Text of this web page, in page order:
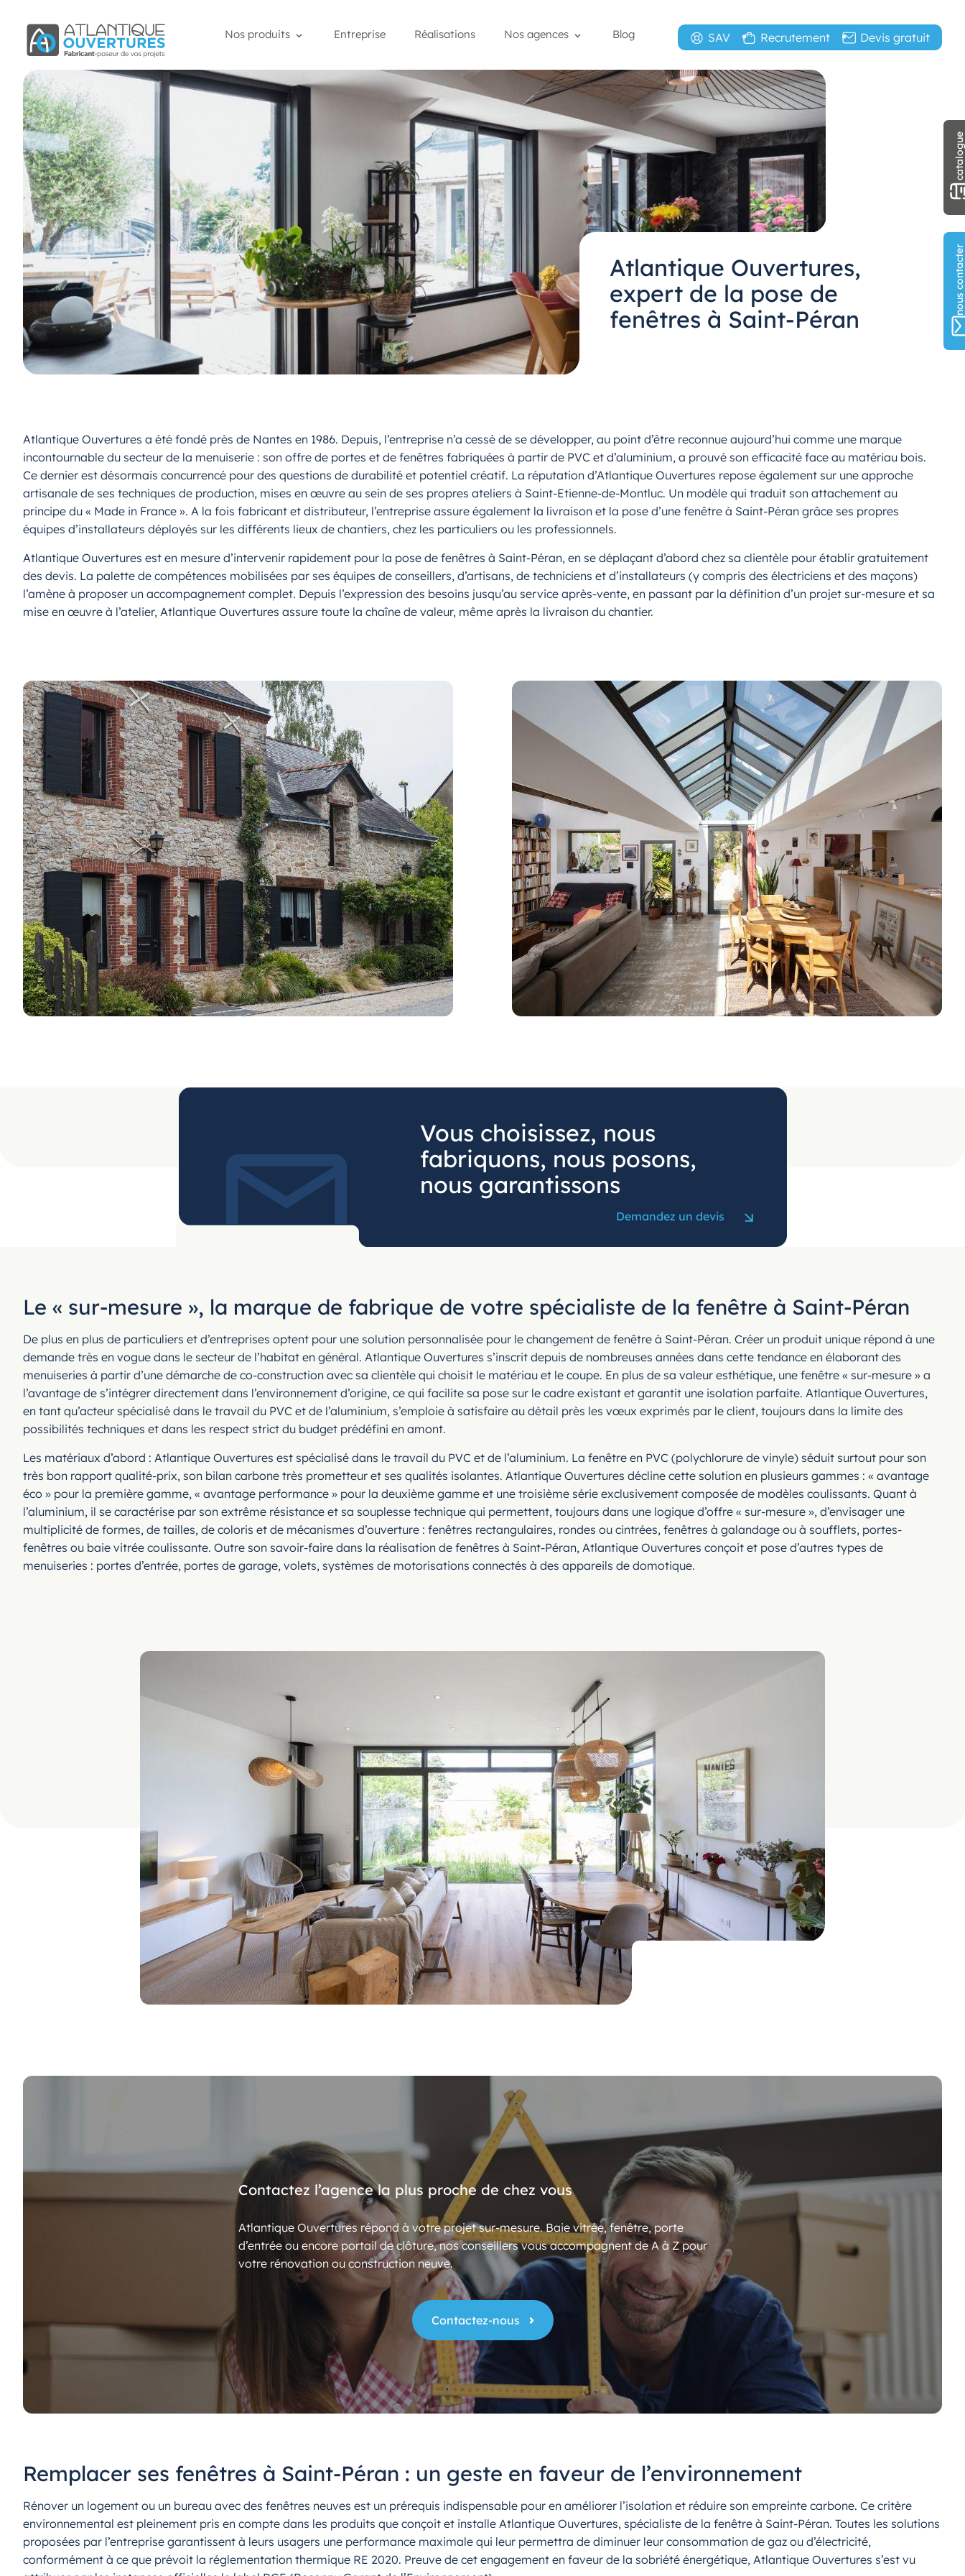
Nos produits Entreprise Réalisations Nos agences Blog SAV Recrutement Devis gratuit
Atlantique Ouvertures,
expert de la pose de
fenêtres à Saint-Péran
Atlantique Ouvertures a été fondé près de Nantes en 1986. Depuis, l’entreprise n’a cessé de se développer, au point d’être reconnue aujourd’hui comme une marque
incontournable du secteur de la menuiserie : son offre de portes et de fenêtres fabriquées à partir de PVC et d’aluminium, a prouvé son efficacité face au matériau bois.
Ce dernier est désormais concurrencé pour des questions de durabilité et potentiel créatif. La réputation d’Atlantique Ouvertures repose également sur une approche
artisanale de ses techniques de production, mises en œuvre au sein de ses propres ateliers à Saint-Etienne-de-Montluc. Un modèle qui traduit son attachement au
principe du « Made in France ». A la fois fabricant et distributeur, l’entreprise assure également la livraison et la pose d’une fenêtre à Saint-Péran grâce ses propres
équipes d’installateurs déployés sur les différents lieux de chantiers, chez les particuliers ou les professionnels.
Atlantique Ouvertures est en mesure d’intervenir rapidement pour la pose de fenêtres à Saint-Péran, en se déplaçant d’abord chez sa clientèle pour établir gratuitement
des devis. La palette de compétences mobilisées par ses équipes de conseillers, d’artisans, de techniciens et d’installateurs (y compris des électriciens et des maçons)
l’amène à proposer un accompagnement complet. Depuis l’expression des besoins jusqu’au service après-vente, en passant par la définition d’un projet sur-mesure et sa
mise en œuvre à l’atelier, Atlantique Ouvertures assure toute la chaîne de valeur, même après la livraison du chantier.
Demandez un devis
Vous choisissez, nous
fabriquons, nous posons,
nous garantissons
Le « sur-mesure », la marque de fabrique de votre spécialiste de la fenêtre à Saint-Péran
De plus en plus de particuliers et d’entreprises optent pour une solution personnalisée pour le changement de fenêtre à Saint-Péran. Créer un produit unique répond à une
demande très en vogue dans le secteur de l’habitat en général. Atlantique Ouvertures s’inscrit depuis de nombreuses années dans cette tendance en élaborant des
menuiseries à partir d’une démarche de co-construction avec sa clientèle qui choisit le matériau et le coupe. En plus de sa valeur esthétique, une fenêtre « sur-mesure » a
l’avantage de s’intégrer directement dans l’environnement d’origine, ce qui facilite sa pose sur le cadre existant et garantit une isolation parfaite. Atlantique Ouvertures,
en tant qu’acteur spécialisé dans le travail du PVC et de l’aluminium, s’emploie à satisfaire au détail près les vœux exprimés par le client, toujours dans la limite des
possibilités techniques et dans les respect strict du budget prédéfini en amont.
Les matériaux d’abord : Atlantique Ouvertures est spécialisé dans le travail du PVC et de l’aluminium. La fenêtre en PVC (polychlorure de vinyle) séduit surtout pour son
très bon rapport qualité-prix, son bilan carbone très prometteur et ses qualités isolantes. Atlantique Ouvertures décline cette solution en plusieurs gammes : « avantage
éco » pour la première gamme, « avantage performance » pour la deuxième gamme et une troisième série exclusivement composée de modèles coulissants. Quant à
l’aluminium, il se caractérise par son extrême résistance et sa souplesse technique qui permettent, toujours dans une logique d’offre « sur-mesure », d’envisager une
multiplicité de formes, de tailles, de coloris et de mécanismes d’ouverture : fenêtres rectangulaires, rondes ou cintrées, fenêtres à galandage ou à soufflets, portes-
fenêtres ou baie vitrée coulissante. Outre son savoir-faire dans la réalisation de fenêtres à Saint-Péran, Atlantique Ouvertures conçoit et pose d’autres types de
menuiseries : portes d’entrée, portes de garage, volets, systèmes de motorisations connectés à des appareils de domotique.
Contactez l’agence la plus proche de chez vous
Atlantique Ouvertures répond à votre projet sur-mesure. Baie vitrée, fenêtre, porte
d’entrée ou encore portail de clôture, nos conseillers vous accompagnent de A à Z pour
votre rénovation ou construction neuve.
Contactez-nous
Remplacer ses fenêtres à Saint-Péran : un geste en faveur de l’environnement
Rénover un logement ou un bureau avec des fenêtres neuves est un prérequis indispensable pour en améliorer l’isolation et réduire son empreinte carbone. Ce critère
environnemental est pleinement pris en compte dans les produits que conçoit et installe Atlantique Ouvertures, spécialiste de la fenêtre à Saint-Péran. Toutes les solutions
proposées par l’entreprise garantissent à leurs usagers une performance maximale qui leur permettra de diminuer leur consommation de gaz ou d’électricité,
conformément à ce que prévoit la réglementation thermique RE 2020. Preuve de cet engagement en faveur de la sobriété énergétique, Atlantique Ouvertures s’est vu
nous